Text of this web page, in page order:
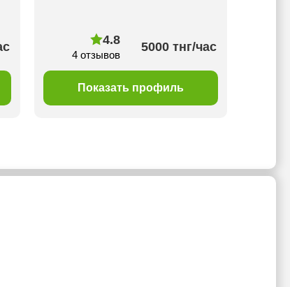
4.8
4 отзывов
5000 тнг/час
Показать профиль